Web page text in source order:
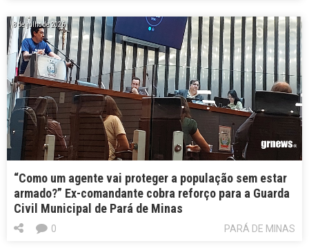
8 de julho de 2026
“Como um agente vai proteger a população sem estar
armado?” Ex-comandante cobra reforço para a Guarda
Civil Municipal de Pará de Minas
PARÁ DE MINAS
0